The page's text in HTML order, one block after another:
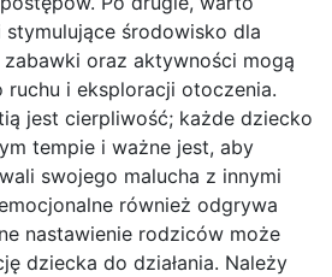
środowisko dla
oraz aktywności mogą
ruchu i eksploracji otoczenia.
jest cierpliwość; każde dziecko
tempie i ważne jest, aby
swojego malucha z innymi
również odgrywa
nastawienie rodziców może
dziecka do działania. Należy